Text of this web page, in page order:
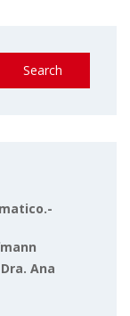
Search
Ana